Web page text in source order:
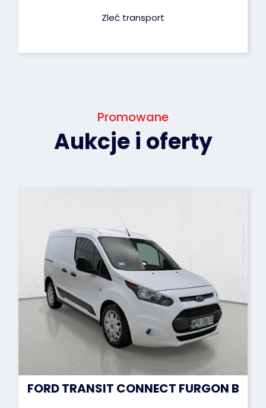
Zleć transport
Promowane
Aukcje i oferty
FORD TRANSIT CONNECT FURGON